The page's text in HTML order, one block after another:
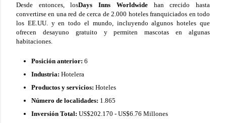
Desde entonces, losDays Inns Worldwidehan crecido hasta
convertirse en una red de cerca de 2.000 hoteles franquiciados en todo
los EE.UU. y en todo el mundo, incluyendo algunos hoteles que
ofrecen desayuno gratuito y permiten mascotas en algunas
habitaciones.
Posición anterior: 6
Industria: Hotelera
Productos y servicios: Hoteles
Número de localidades: 1.865
Inversión Total: US$202.170 - US$6.76 Millones